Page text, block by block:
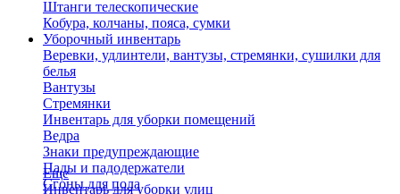
Штанги телескопические
Кобура, колчаны, пояса, сумки
Уборочный инвентарь
Веревки, удлинтели, вантузы, стремянки, сушилки для
белья
Вантузы
Стремянки
Инвентарь для уборки помещений
Ведра
Знаки предупреждающие
Пады и падодержатели
Сгоны для пола
Еще
Инвентарь для уборки улиц